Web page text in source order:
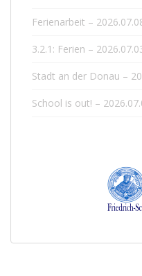
Ferienarbeit –
3.2.1: Ferien –
Stadt an der Donau –
School is out! –